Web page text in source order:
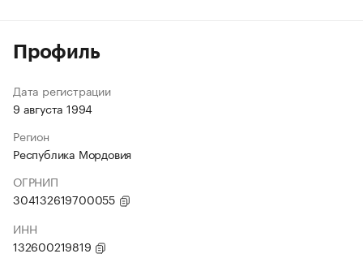
Профиль
Дата регистрации
9 августа 1994
Регион
Республика Мордовия
ОГРНИП
304132619700055
ИНН
132600219819